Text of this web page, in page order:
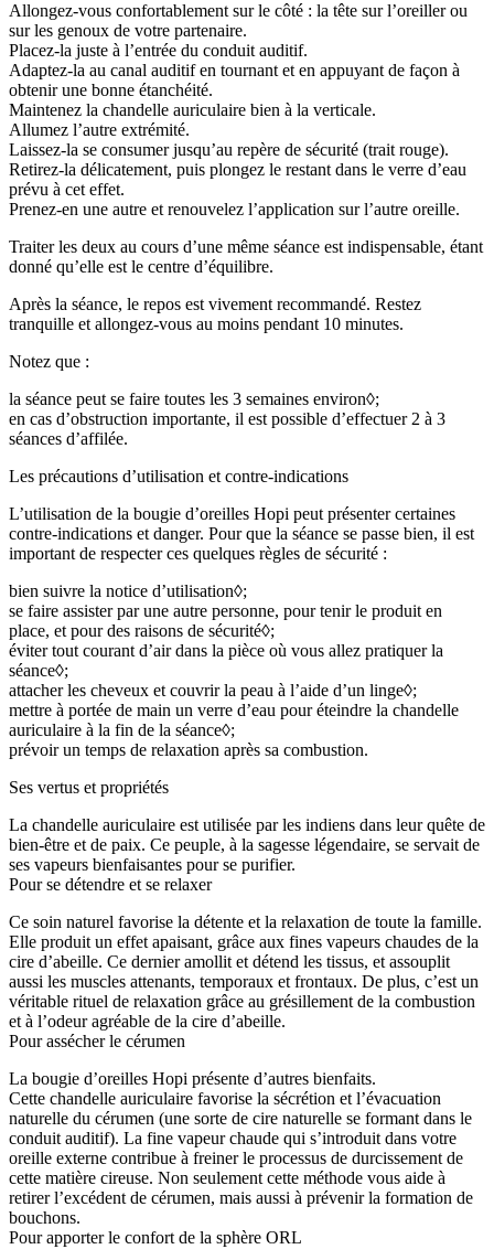
Allongez-vous confortablement sur le côté : la tête sur l’oreiller ou
sur les genoux de votre partenaire.
Placez-la juste à l’entrée du conduit auditif.
Adaptez-la au canal auditif en tournant et en appuyant de façon à
obtenir une bonne étanchéité.
Maintenez la chandelle auriculaire bien à la verticale.
Allumez l’autre extrémité.
Laissez-la se consumer jusqu’au repère de sécurité (trait rouge).
Retirez-la délicatement, puis plongez le restant dans le verre d’eau
prévu à cet effet.
Prenez-en une autre et renouvelez l’application sur l’autre oreille.
Traiter les deux au cours d’une même séance est indispensable, étant
donné qu’elle est le centre d’équilibre.
Après la séance, le repos est vivement recommandé. Restez
tranquille et allongez-vous au moins pendant 10 minutes.
Notez que :
la séance peut se faire toutes les 3 semaines environ◊;
en cas d’obstruction importante, il est possible d’effectuer 2 à 3
séances d’affilée.
Les précautions d’utilisation et contre-indications
L’utilisation de la bougie d’oreilles Hopi peut présenter certaines
contre-indications et danger. Pour que la séance se passe bien, il est
important de respecter ces quelques règles de sécurité :
bien suivre la notice d’utilisation◊;
se faire assister par une autre personne, pour tenir le produit en
place, et pour des raisons de sécurité◊;
éviter tout courant d’air dans la pièce où vous allez pratiquer la
séance◊;
attacher les cheveux et couvrir la peau à l’aide d’un linge◊;
mettre à portée de main un verre d’eau pour éteindre la chandelle
auriculaire à la fin de la séance◊;
prévoir un temps de relaxation après sa combustion.
Ses vertus et propriétés
La chandelle auriculaire est utilisée par les indiens dans leur quête de
bien-être et de paix. Ce peuple, à la sagesse légendaire, se servait de
ses vapeurs bienfaisantes pour se purifier.
Pour se détendre et se relaxer
Ce soin naturel favorise la détente et la relaxation de toute la famille.
Elle produit un effet apaisant, grâce aux fines vapeurs chaudes de la
cire d’abeille. Ce dernier amollit et détend les tissus, et assouplit
aussi les muscles attenants, temporaux et frontaux. De plus, c’est un
véritable rituel de relaxation grâce au grésillement de la combustion
et à l’odeur agréable de la cire d’abeille.
Pour assécher le cérumen
La bougie d’oreilles Hopi présente d’autres bienfaits.
Cette chandelle auriculaire favorise la sécrétion et l’évacuation
naturelle du cérumen (une sorte de cire naturelle se formant dans le
conduit auditif). La fine vapeur chaude qui s’introduit dans votre
oreille externe contribue à freiner le processus de durcissement de
cette matière cireuse. Non seulement cette méthode vous aide à
retirer l’excédent de cérumen, mais aussi à prévenir la formation de
bouchons.
Pour apporter le confort de la sphère ORL